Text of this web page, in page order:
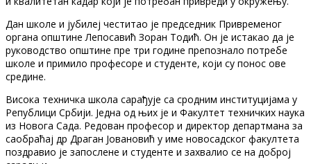
Дан школе и јубилеј честитао је председник Привременог
органа општине Лепосавић Зоран Тодић. Он је истакао да је
руководство општине пре три године препознало потребе
школе и примило професоре и студенте, који су понос ове
средине.
Висока техничка школа сарађује са сродним институцијама у
Републици Србији. Једна од њих је и Факултет техничких наука
из Новога Сада. Редован професор и директор департмана за
саобраћај др Драган Јовановић у име новосадског факултета
поздравио је запослене и студенте и захвалио се на доброј